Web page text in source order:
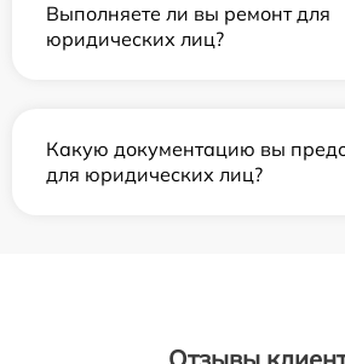
Выполняете ли вы ремонт для
юридических лиц?
Какую документацию вы
для юридических лиц?